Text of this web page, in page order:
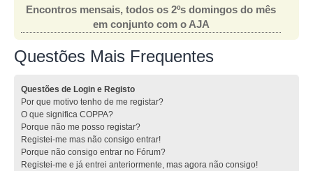
Encontros mensais, todos os 2ºs domingos do mês
em conjunto com o AJA
Questões Mais Frequentes
Questões de Login e Registo
Por que motivo tenho de me registar?
O que significa COPPA?
Porque não me posso registar?
Registei-me mas não consigo entrar!
Porque não consigo entrar no Fórum?
Registei-me e já entrei anteriormente, mas agora não consigo!